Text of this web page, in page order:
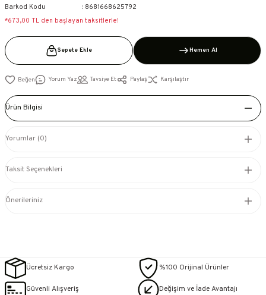
Barkod Kodu
8681668625792
*673,00 TL den başlayan taksitlerle!
Sepete Ekle Hemen Al
Yorum Yaz Tavsiye Et Paylaş Karşılaştır
Ürün Bilgisi
Yorumlar (0)
Taksit Seçenekleri
Önerileriniz
Ücretsiz Kargo %100 Orijinal Ürünler
Güvenli Alışveriş Değişim ve İade Avantajı